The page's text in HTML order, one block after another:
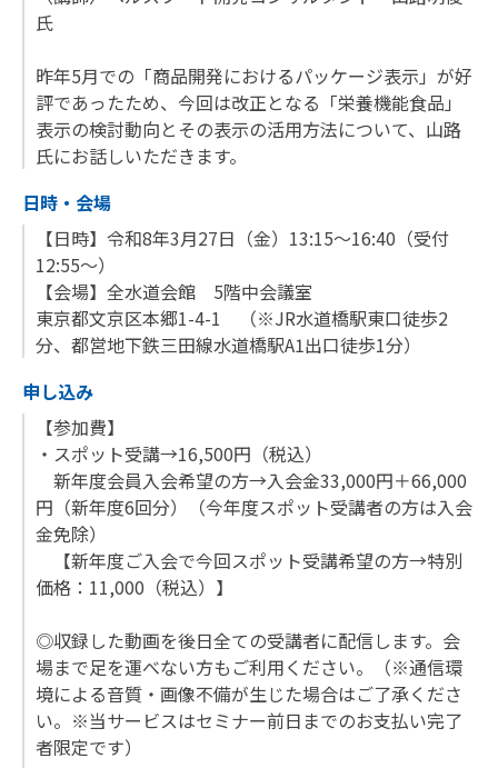
氏
昨年5月での「商品開発におけるパッケージ表示」が好
評であったため、今回は改正となる「栄養機能食品」
表示の検討動向とその表示の活用方法について、山路
氏にお話しいただきます。
日時・会場
【日時】令和8年3月27日（金）13:15～16:40（受付
12:55～）
【会場】全水道会館 5階中会議室
東京都文京区本郷1-4-1 （※JR水道橋駅東口徒歩2
分、都営地下鉄三田線水道橋駅A1出口徒歩1分）
申し込み
【参加費】
・スポット受講→16,500円（税込）
新年度会員入会希望の方→入会金33,000円＋66,000
円（新年度6回分）（今年度スポット受講者の方は入会
金免除）
【新年度ご入会で今回スポット受講希望の方→特別
価格：11,000（税込）】
◎収録した動画を後日全ての受講者に配信します。会
場まで足を運べない方もご利用ください。（※通信環
境による音質・画像不備が生じた場合はご了承くださ
い。※当サービスはセミナー前日までのお支払い完了
者限定です）